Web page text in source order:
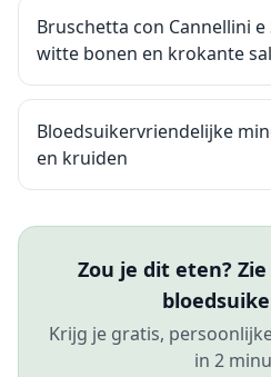
Bruschetta con Cannellini
witte bonen en krokante
Bloedsuikervriendelijke
en kruiden
Zou je dit eten?
Krijg je gratis,
in 2